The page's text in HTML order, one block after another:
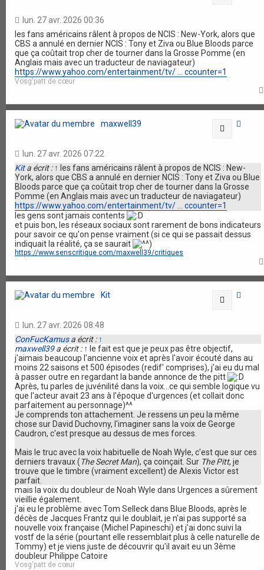
lun. 27 avr. 2026 00:36
les fans américains râlent à propos de NCIS : New-York, alors que
CBS a annulé en dernier NCIS : Tony et Ziva ou Blue Bloods parce
que ça coûtait trop cher de tourner dans la Grosse Pomme (en
Anglais mais avec un traducteur de naviagateur)
https://www.yahoo.com/entertainment/tv/ ... ccounter=1
Vosg'patt de cœur
maxwell39 Citation
lun. 27 avr. 2026 07:22
Kita écrit : ↑ les fans américains râlent à propos de NCIS : New-
York, alors que CBS a annulé en dernier NCIS : Tony et Ziva ou Blue
Bloods parce que ça coûtait trop cher de tourner dans la Grosse
Pomme (en Anglais mais avec un traducteur de naviagateur)
https://www.yahoo.com/entertainment/tv/ ... ccounter=1
les gens sont jamais contents
et puis bon, les réseaux sociaux sont rarement de bons indicateurs
pour savoir ce qu'on pense vraiment (si ce qui se passait dessus
indiquait la réalité, ça se saurait
)
https://www.senscritique.com/maxwell39/critiques
Kit Citation
lun. 27 avr. 2026 08:48
ConFucKamusa écrit : ↑
maxwell39a écrit : ↑ le fait est que je peux pas être objectif,
j'aimais beaucoup l'ancienne voix et après l'avoir écouté dans au
moins 22 saisons et 500 épisodes (redif' comprises), j'ai eu du mal
à passer outre en regardant la bande annonce de the pitt
Après, tu parles de juvénilité dans la voix...ce qui semble logique vu
que l'acteur avait 23 ans à l'époque d'urgences (et collait donc
parfaitement au personnage)^^
Je comprends ton attachement. Je ressens un peu la même
chose sur David Duchovny, l'imaginer sans la voix de George
Caudron, c'est presque au dessus de mes forces.
Mais le truc avec la voix habituelle de Noah Wyle, c'est que sur ces
derniers travaux (The Secret Man), ça coinçait. Sur The Pitt, je
trouve que le timbre (vraiment excellent) de Alexis Victor est
parfait.
mais la voix du doubleur de Noah Wyle dans Urgences a sûrement
vieillie également.
j'ai eu le problème avec Tom Selleck dans Blue Bloods, après le
décès de Jacques Frantz qui le doublait, je n'ai pas supporté sa
nouvelle voix française (Michel Papineschi) et j'ai donc suivi la
vostf de la série (pourtant elle ressemblait plus à celle naturelle de
Tommy) et je viens juste de découvrir qu'il avait eu un 3ème
doubleur Philippe Catoire
Vosg'patt de cœur